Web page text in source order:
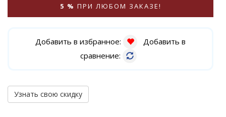
5 % ПРИ ЛЮБОМ ЗАКАЗЕ!
Добавить в избранное:
Добавить в
сравнение:
Узнать свою скидку